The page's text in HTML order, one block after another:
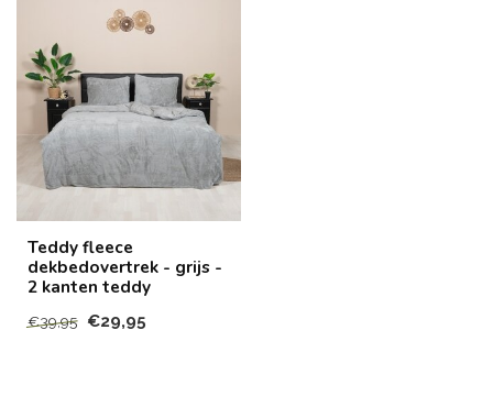
Teddy fleece
dekbedovertrek - grijs -
2 kanten teddy
€39,95 €29,95